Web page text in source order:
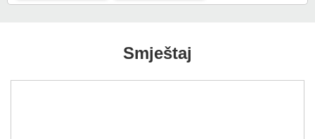
Smještaj